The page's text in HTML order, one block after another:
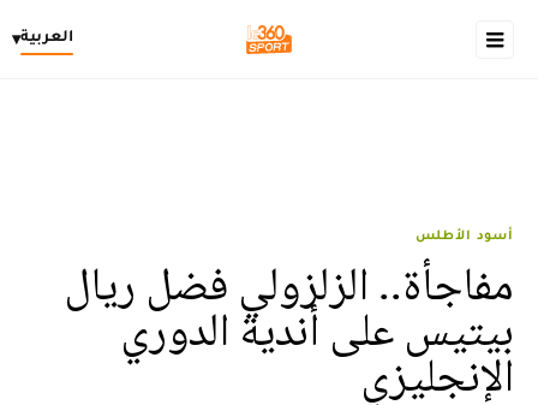
العربية▾
أسود الأطلس
مفاجأة.. الزلزولي فضل ريال
بيتيس على أندية الدوري
الإنجليزي